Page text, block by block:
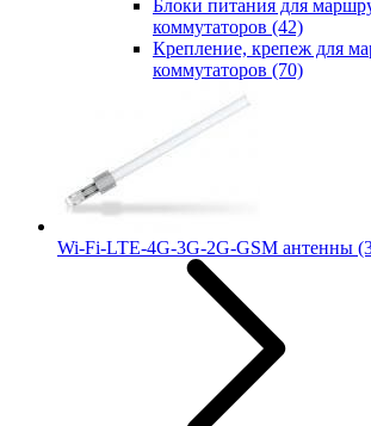
Блоки питания для
коммутаторов (42)
Крепление, крепеж для
коммутаторов (70)
Wi-Fi-LTE-4G-3G-2G-GSM антенны